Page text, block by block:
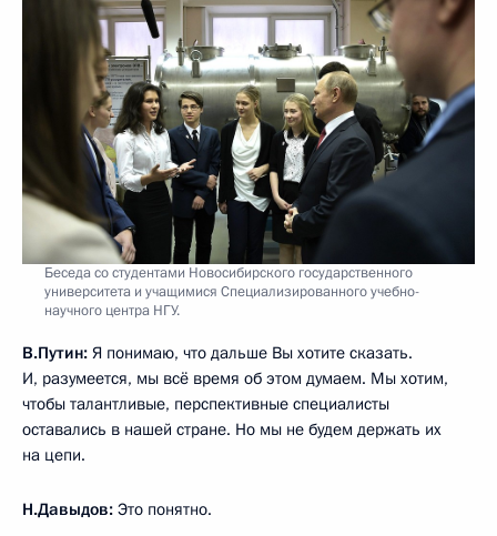
Беседа со студентами Новосибирского государственного
университета и учащимися Специализированного учебно-
научного центра НГУ.
В.Путин: Я понимаю, что дальше Вы хотите сказать.
И, разумеется, мы всё время об этом думаем. Мы хотим,
чтобы талантливые, перспективные специалисты
оставались в нашей стране. Но мы не будем держать их
на цепи.
Н.Давыдов: Это понятно.